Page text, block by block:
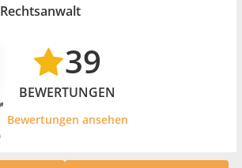
Rechtsanwalt
39
BEWERTUNGEN
Bewertungen ansehen